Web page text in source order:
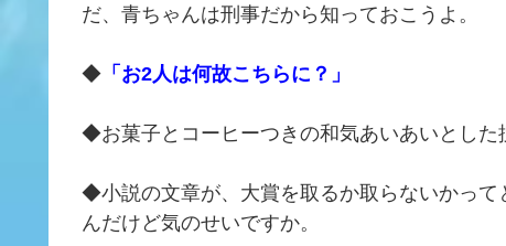
だ、青ちゃんは刑事だから知っておこうよ。
◆ 「お2人は何故こちらに？」
◆お菓子とコーヒーつきの和気あいあいとした
◆小説の文章が、大賞を取るか取らないかっ
んだけど気のせいですか。